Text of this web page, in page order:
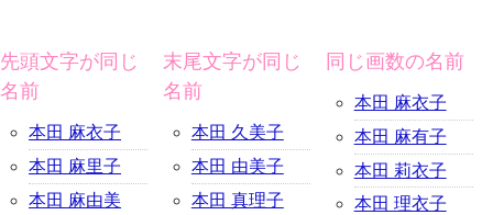
先頭文字が同じ
名前
本田 麻衣子
本田 麻里子
本田 麻由美
末尾文字が同じ
名前
本田 久美子
本田 由美子
本田 真理子
同じ画数の名前
本田 麻衣子
本田 麻有子
本田 莉衣子
本田 理衣子